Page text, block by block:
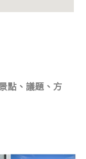
點、議題、方